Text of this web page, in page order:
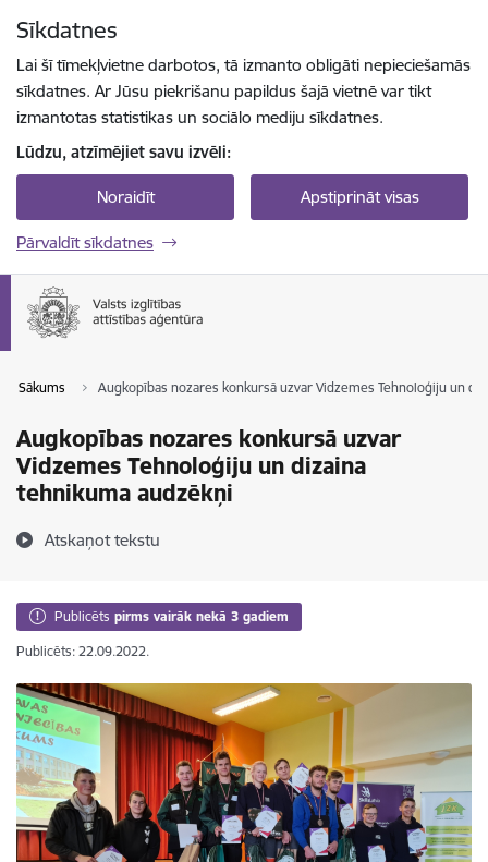
Sīkdatnes
Lai šī tīmekļvietne darbotos, tā izmanto obligāti nepieciešamās
sīkdatnes. Ar Jūsu piekrišanu papildus šajā vietnē var tikt
izmantotas statistikas un sociālo mediju sīkdatnes.
Lūdzu, atzīmējiet savu izvēli:
Noraidīt Apstiprināt visas
Pārvaldīt sīkdatnes
Sākums Augkopības nozares konkursā uzvar Vidzemes Tehnoloģiju un
Augkopības nozares konkursā uzvar
Vidzemes Tehnoloģiju un dizaina
tehnikuma audzēkņi
Atskaņot tekstu
Publicēts pirms vairāk nekā 3 gadiem
Publicēts: 22.09.2022.